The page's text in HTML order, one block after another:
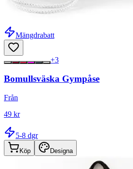
Mängdrabatt
+3
Bomullsväska Gympåse
Från
49 kr
5-8 dgr
Köp Designa